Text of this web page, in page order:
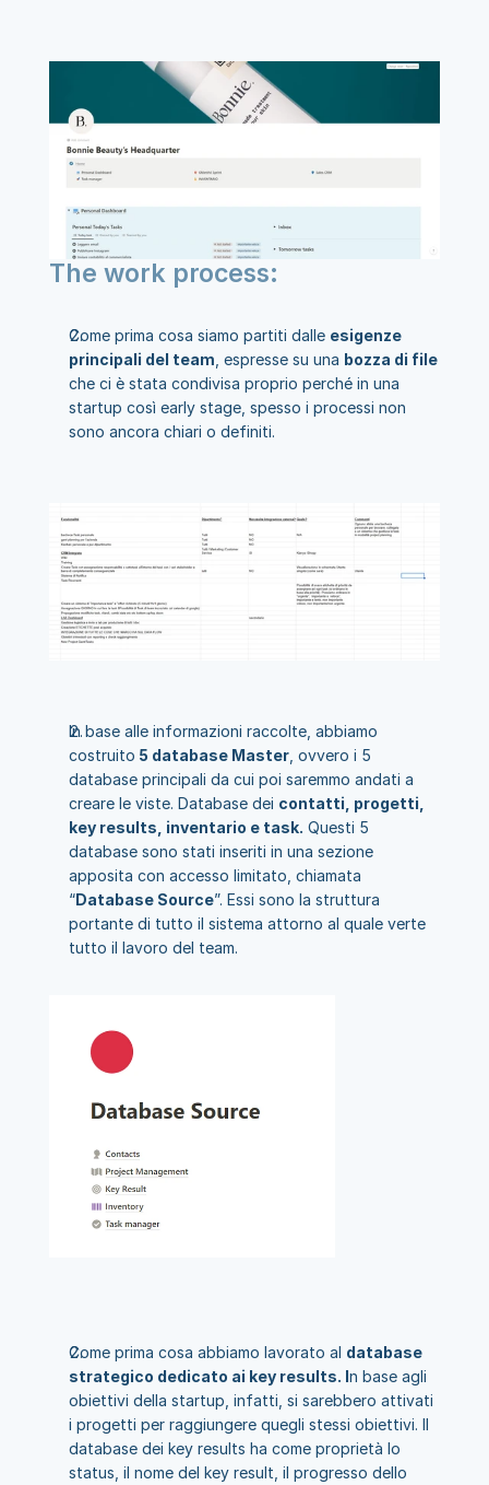
The work process:
Come prima cosa siamo partiti dalle esigenze
principali del team , espresse su una
bozza di file
che ci è stata condivisa proprio perché in una
startup così early stage, spesso i processi non
sono ancora chiari o definiti.
In base alle informazioni raccolte, abbiamo
costruito 5 database Master, ovvero i 5
database principali da cui poi saremmo andati a
creare le viste. Database dei contatti, progetti,
key results, inventario e task. Questi 5
database sono stati inseriti in una sezione
apposita con accesso limitato, chiamata
“Database Source”. Essi sono la struttura
portante di tutto il sistema attorno al quale verte
tutto il lavoro del team.
Come prima cosa abbiamo lavorato al database
strategico dedicato ai key results. I n base agli
obiettivi della startup, infatti, si sarebbero attivati
i progetti per raggiungere quegli stessi obiettivi. Il
database dei key results ha come proprietà lo
status, il nome del key result, il progresso dello